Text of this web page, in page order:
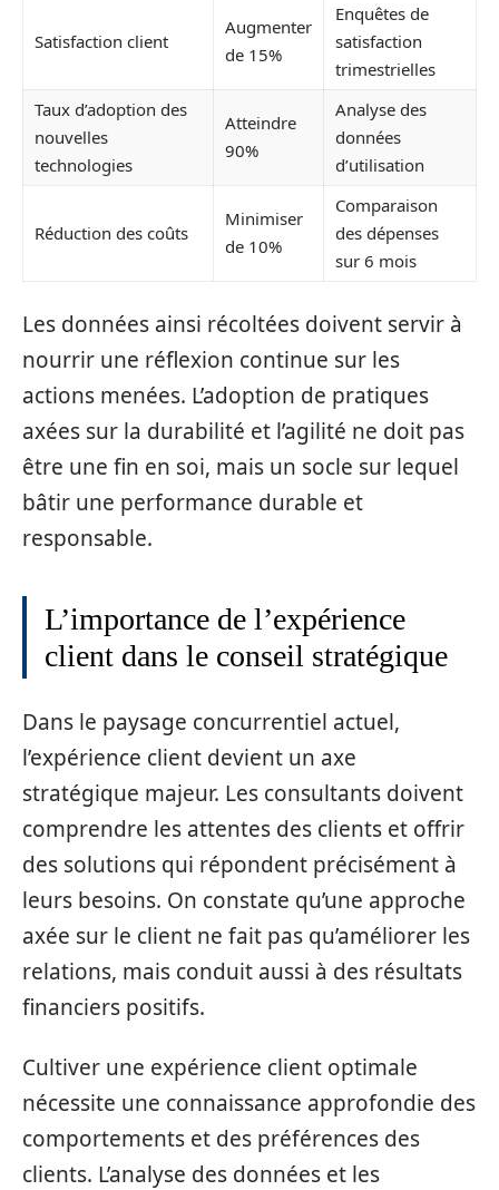
Satisfaction client
Augmenter
de 15%
Enquêtes de
satisfaction
trimestrielles
Taux d’adoption des
nouvelles
technologies
Atteindre
90%
Analyse des
données
d’utilisation
Réduction des coûts
Minimiser
de 10%
Comparaison
des dépenses
sur 6 mois
Les données ainsi récoltées doivent servir à
nourrir une réflexion continue sur les
actions menées. L’adoption de pratiques
axées sur la durabilité et l’agilité ne doit pas
être une fin en soi, mais un socle sur lequel
bâtir une performance durable et
responsable.
L’importance de l’expérience
client dans le conseil stratégique
Dans le paysage concurrentiel actuel,
l’expérience client devient un axe
stratégique majeur. Les consultants doivent
comprendre les attentes des clients et offrir
des solutions qui répondent précisément à
leurs besoins. On constate qu’une approche
axée sur le client ne fait pas qu’améliorer les
relations, mais conduit aussi à des résultats
financiers positifs.
Cultiver une expérience client optimale
nécessite une connaissance approfondie des
comportements et des préférences des
clients. L’analyse des données et les